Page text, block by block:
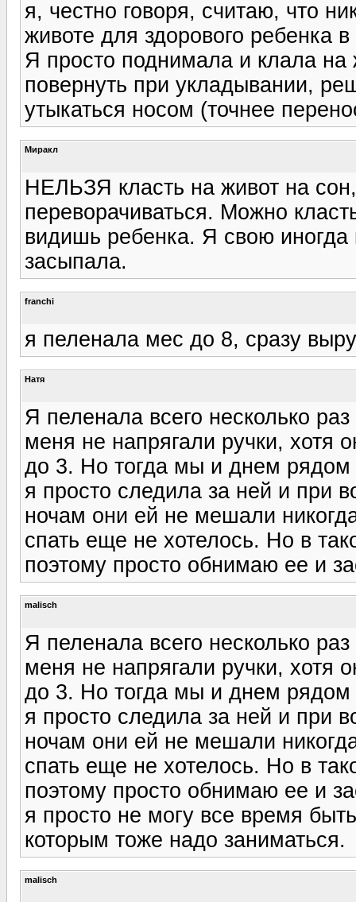
я, честно говоря, считаю, что
животе для здорового ребенка в
Я просто поднимала и клала на
повернуть при укладывании,
утыкаться носом (точнее
Миракл
НЕЛЬЗЯ класть на живот на
переворачиваться. Можно
видишь ребенка. Я свою
засыпала.
franchi
я пеленала мес до 8, сразу
Натя
Я пеленала всего несколько
меня не напрягали ручки, хотя
до 3. Но тогда мы и днем рядом
я просто следила за ней и при
ночам они ей не мешали
спать еще не хотелось. Но в
поэтому просто обнимаю ее и
malisch
Я пеленала всего несколько
меня не напрягали ручки, хотя
до 3. Но тогда мы и днем рядом
я просто следила за ней и при
ночам они ей не мешали
спать еще не хотелось. Но в
поэтому просто обнимаю ее и
я просто не могу все время
которым тоже надо заниматься.
malisch